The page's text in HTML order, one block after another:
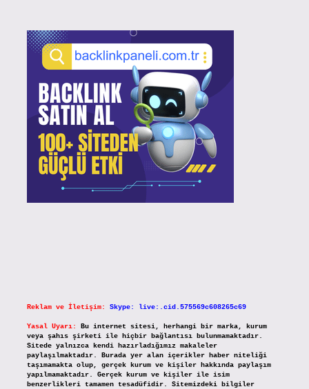
Reklam ve İletişim: Skype: live:.cid.575569c608265c69
Yasal Uyarı:
Bu internet sitesi, herhangi bir marka, kurum
veya şahıs şirketi ile hiçbir bağlantısı bulunmamaktadır.
Sitede yalnızca kendi hazırladığımız makaleler
paylaşılmaktadır. Burada yer alan içerikler haber niteliği
taşımamakta olup, gerçek kurum ve kişiler hakkında paylaşım
yapılmamaktadır. Gerçek kurum ve kişiler ile isim
benzerlikleri tamamen tesadüfidir. Sitemizdeki bilgiler